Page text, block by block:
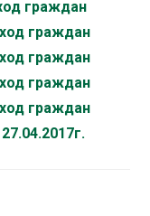
граждан
граждан
граждан
граждан
граждан